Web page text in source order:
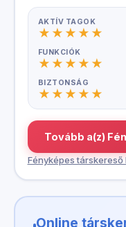
AKTÍV TAGOK
FUNKCIÓK
BIZTONSÁG
Tovább a(z)
Fényképes társkereső
Online